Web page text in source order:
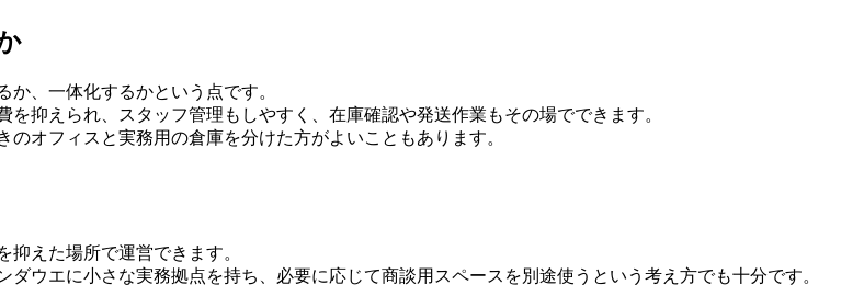
、一体化するかという点です。
抑えられ、スタッフ管理もしやすく、在庫確認や発送作業もその場でできます。
オフィスと実務用の倉庫を分けた方がよいこともあります。
えた場所で運営できます。
ウエに小さな実務拠点を持ち、必要に応じて商談用スペースを別途使うという考え方でも十分です。